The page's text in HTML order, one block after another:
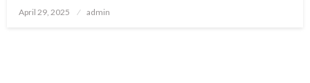
Posted
April 29, 2025 admin